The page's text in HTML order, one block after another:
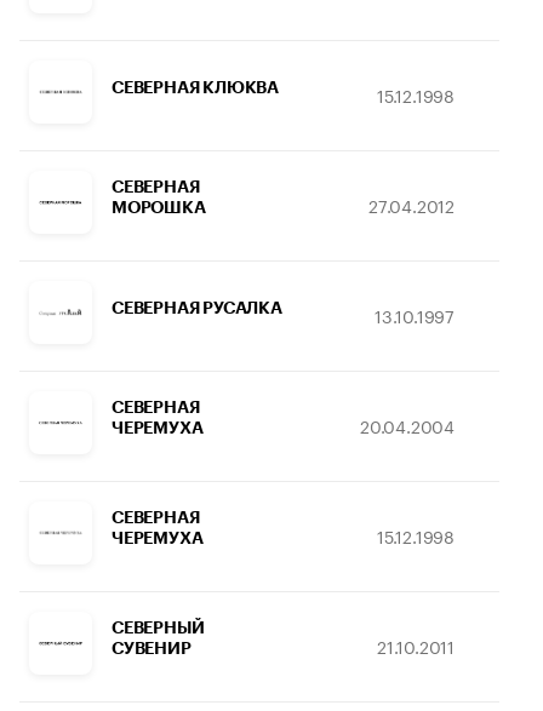
СЕВЕРНАЯ КЛЮКВА 15.12.1998
СЕВЕРНАЯ
МОРОШКА
27.04.2012
СЕВЕРНАЯ РУСАЛКА 13.10.1997
СЕВЕРНАЯ
ЧЕРЕМУХА
20.04.2004
СЕВЕРНАЯ
ЧЕРЕМУХА
15.12.1998
СЕВЕРНЫЙ
СУВЕНИР
21.10.2011